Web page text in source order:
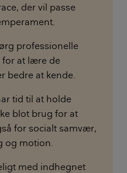
der vil passe
professionelle
at lære de
bedre at kende.
tid til at holde
blot brug for at
for socialt samvær,
og motion.
med indhegnet